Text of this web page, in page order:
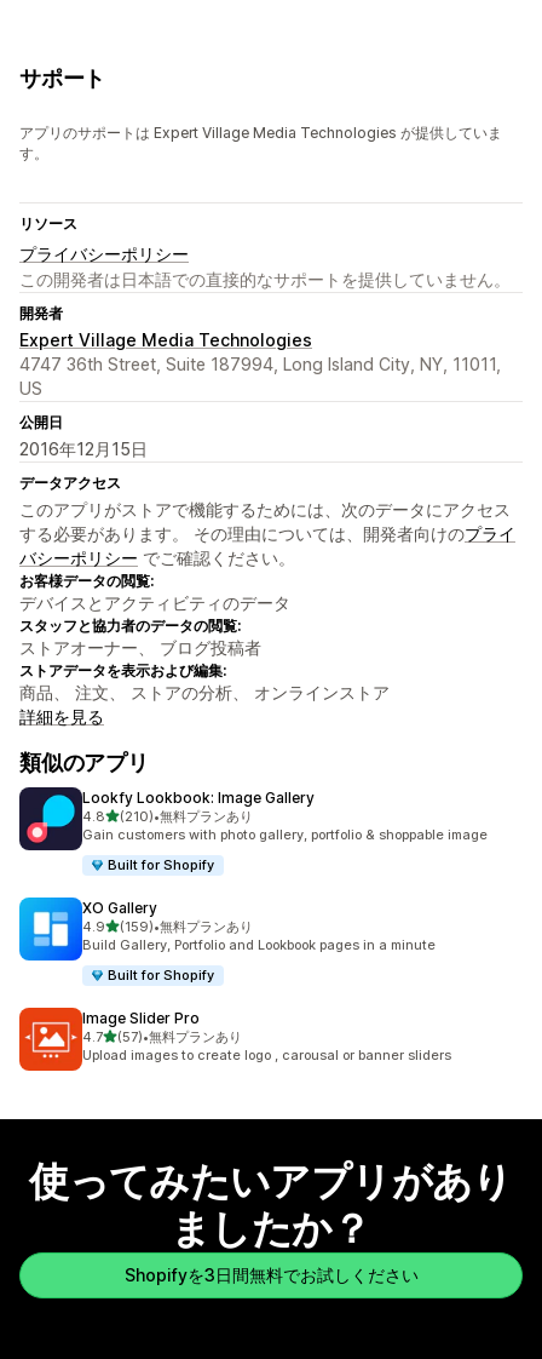
サポート
アプリのサポートは Expert Village Media Technologies が提供していま
す。
リソース
プライバシーポリシー
この開発者は日本語での直接的なサポートを提供していません。
開発者
Expert Village Media Technologies
4747 36th Street, Suite 187994, Long Island City, NY, 11011,
US
公開日
2016年12月15日
データアクセス
このアプリがストアで機能するためには、次のデータにアクセス
する必要があります。 その理由については、開発者向けのプライ
バシーポリシー でご確認ください。
お客様データの閲覧:
デバイスとアクティビティのデータ
スタッフと協力者のデータの閲覧:
ストアオーナー、 ブログ投稿者
ストアデータを表示および編集:
商品、 注文、 ストアの分析、 オンラインストア
詳細を見る
類似のアプリ
Lookfy Lookbook: Image Gallery
4.85つ星中
(210)
合計レビュー数：210件
•無料プランあり
Gain customers with photo gallery, portfolio & shoppable image
Built for Shopify
XO Gallery
4.95つ星中
(159)
合計レビュー数：159件
•無料プランあり
Build Gallery, Portfolio and Lookbook pages in a minute
Built for Shopify
Image Slider Pro
4.75つ星中
(57)
合計レビュー数：57件
•無料プランあり
Upload images to create logo , carousal or banner sliders
使ってみたいアプリがあり
ましたか？
Shopifyを3日間無料でお試しください